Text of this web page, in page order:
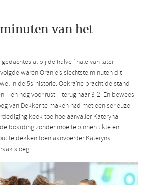
van het
al bij de halve finale van later
waren Oranje’s slechtste minuten dit
in de 5s-historie. Oekraïne bracht de stand
– en nog voor rust – terug naar 3-2. En bewees
van Dekker te maken had met een serieuze
keek toe hoe aanvaller Kateryna
boarding zonder moeite binnen tikte en
te dekken toen aanvoerder Kateryna
sloeg.